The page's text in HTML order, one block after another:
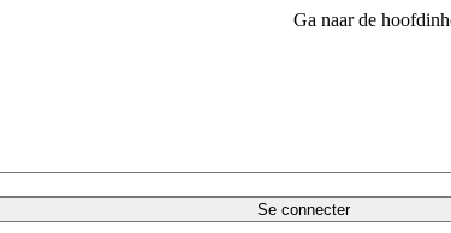
Ga naar de
Se connecter